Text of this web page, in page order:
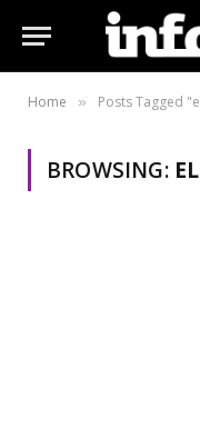
Home » Posts Tagged
BROWSING: